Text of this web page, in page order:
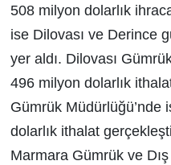
508 milyon dolarlık
ise Dilovası ve Derince
yer aldı. Dilovası
496 milyon dolarlık
Gümrük Müdürlüğü’nde
dolarlık ithalat
Marmara Gümrük ve